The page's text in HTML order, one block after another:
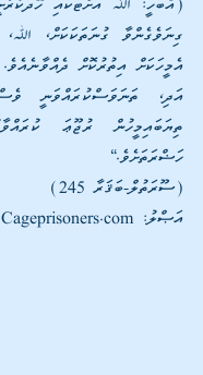
ހަޟްރަތަށެވެ.“
(ސޫރަތުލް-ބަޤަރާ 245)
އަޞްލު: www.Cageprisoners.com